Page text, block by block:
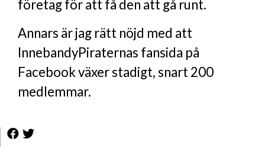
företag för att få den att gå runt.
Annars är jag rätt nöjd med att
InnebandyPiraternas fansida på
Facebook växer stadigt, snart 200
medlemmar.